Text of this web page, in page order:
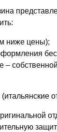
ниже цены);